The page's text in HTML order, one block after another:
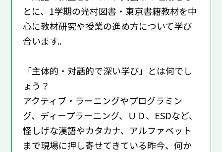
とに、1学期の光村図書・東京書籍教材を中
心に教材研究や授業の進め方について学び
合います。
「主体的・対話的で深い学び」とは何でし
ょう？
アクティブ・ラーニングやプログラミン
グ、ディープラーニング、ＵＤ、ESDなど、
怪しげな漢語やカタカナ、アルファベット
まで現場に押し寄せてきている昨今、何か